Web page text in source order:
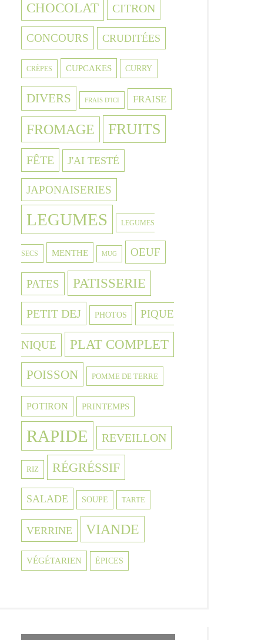
CHOCOLAT CITRON
CONCOURS CRUDITÉES
CRÈPES CUPCAKES CURRY
DIVERS FRAIS D'ICI FRAISE
FROMAGE FRUITS
FÊTE J'AI TESTÉ
JAPONAISERIES
LEGUMES LEGUMES
SECS MENTHE MUG OEUF
PATES PATISSERIE
PETIT DEJ PHOTOS PIQUE
NIQUE PLAT COMPLET
POISSON POMME DE TERRE
POTIRON PRINTEMPS
RAPIDE REVEILLON
RIZ RÉGRÉSSIF
SALADE SOUPE TARTE
VERRINE VIANDE
VÉGÉTARIEN ÉPICES